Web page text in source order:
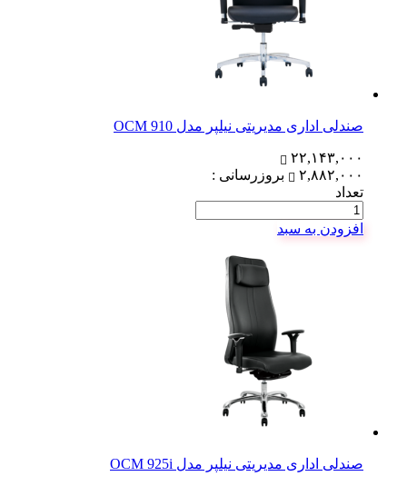
صندلی اداری مدیریتی نیلپر مدل OCM 910
۲۲,۱۴۳,۰۰۰
۲,۸۸۲,۰۰۰
بروزرسانی :
تعداد
افزودن به سبد
صندلی اداری مدیریتی نیلپر مدل OCM 925i